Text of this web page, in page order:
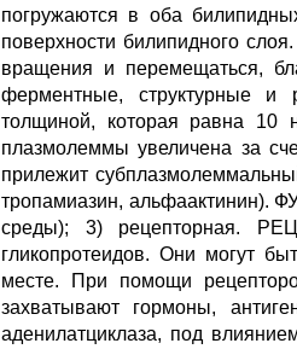
погружаются в оба
поверхности билипидного
вращения и перемещаться,
ферментные, структурные и
толщиной, которая равна 10
плазмолеммы увеличена за
прилежит
тропамиазин, альфаактинин).
среды); 3) рецепторная.
гликопротеидов. Они могут
месте. При помощи
захватывают гормоны,
аденилатциклаза, под